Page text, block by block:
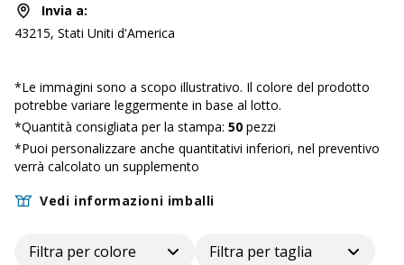
Invia a:
43215, Stati Uniti d'America
*Le immagini sono a scopo illustrativo. Il colore del prodotto
potrebbe variare leggermente in base al lotto.
*Quantità consigliata per la stampa: 50 pezzi
*Puoi personalizzare anche quantitativi inferiori, nel preventivo
verrà calcolato un supplemento
Vedi informazioni imballi
Filtra per colore Filtra per taglia